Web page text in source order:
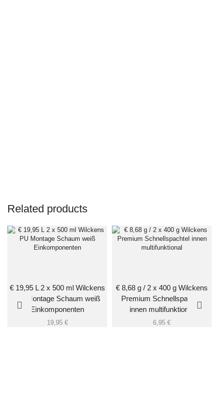
Related products
€ 19,95 L 2 x 500 ml Wilckens
PU Montage Schaum weiß
Einkomponenten
19,95 €
€ 8,68 g / 2 x 400 g Wilckens
Premium Schnellspachtel
innen multifunktional
6,95 €